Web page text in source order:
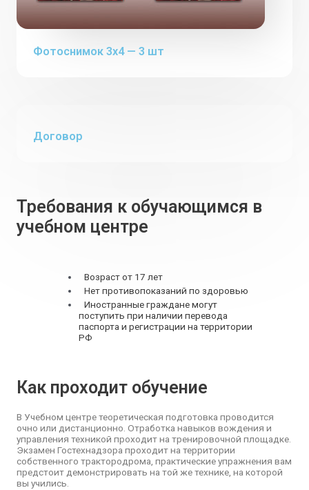
Фотоснимок 3х4 — 3 шт
Договор
Требования к обучающимся в
учебном центре
Возраст от 17 лет
Нет противопоказаний по здоровью
Иностранные граждане могут
поступить при наличии перевода
паспорта и регистрации на территории
РФ
Как проходит обучение
В Учебном центре теоретическая подготовка проводится
очно или дистанционно. Отработка навыков вождения и
управления техникой проходит на тренировочной площадке.
Экзамен Гостехнадзора проходит на территории
собственного трактородрома, практические упражнения вам
предстоит демонстрировать на той же технике, на которой
вы учились.